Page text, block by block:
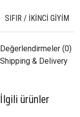
SIFIR / İKINCI GIYIM
Değerlendirmeler (0)
Shipping & Delivery
İlgili ürünler